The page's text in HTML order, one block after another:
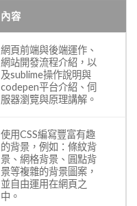
內容
網頁前端與後端運作、
網站開發流程介紹，以
及sublime操作說明與
codepen平台介紹、伺
服器瀏覽與原理講解。
使用CSS編寫豐富有趣
的背景，例如：條紋背
景、網格背景、圓點背
景等複雜的背景圖案，
並自由運用在網頁之
中。